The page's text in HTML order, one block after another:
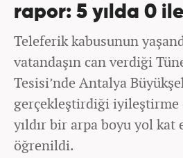
rapor: 5 yılda 0
Teleferik kabusunun
vatandaşın can verdiği
Tesisi’nde Antalya
gerçekleştirdiği iyileştirme
yıldır bir arpa boyu yol kat
öğrenildi.